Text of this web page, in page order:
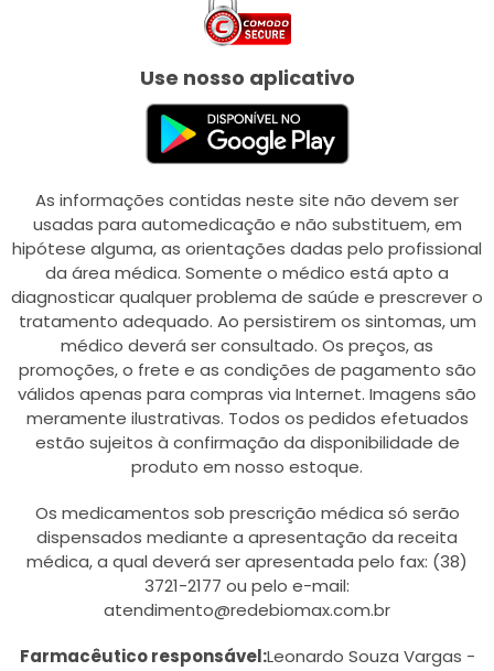
Use nosso aplicativo
As informações contidas neste site não devem ser
usadas para automedicação e não substituem, em
hipótese alguma, as orientações dadas pelo profissional
da área médica. Somente o médico está apto a
diagnosticar qualquer problema de saúde e prescrever o
tratamento adequado. Ao persistirem os sintomas, um
médico deverá ser consultado. Os preços, as
promoções, o frete e as condições de pagamento são
válidos apenas para compras via Internet. Imagens são
meramente ilustrativas. Todos os pedidos efetuados
estão sujeitos à confirmação da disponibilidade de
produto em nosso estoque.
Os medicamentos sob prescrição médica só serão
dispensados mediante a apresentação da receita
médica, a qual deverá ser apresentada pelo fax: (38)
3721-2177 ou pelo e-mail:
atendimento@redebiomax.com.br
Farmacêutico responsável:Leonardo Souza Vargas -